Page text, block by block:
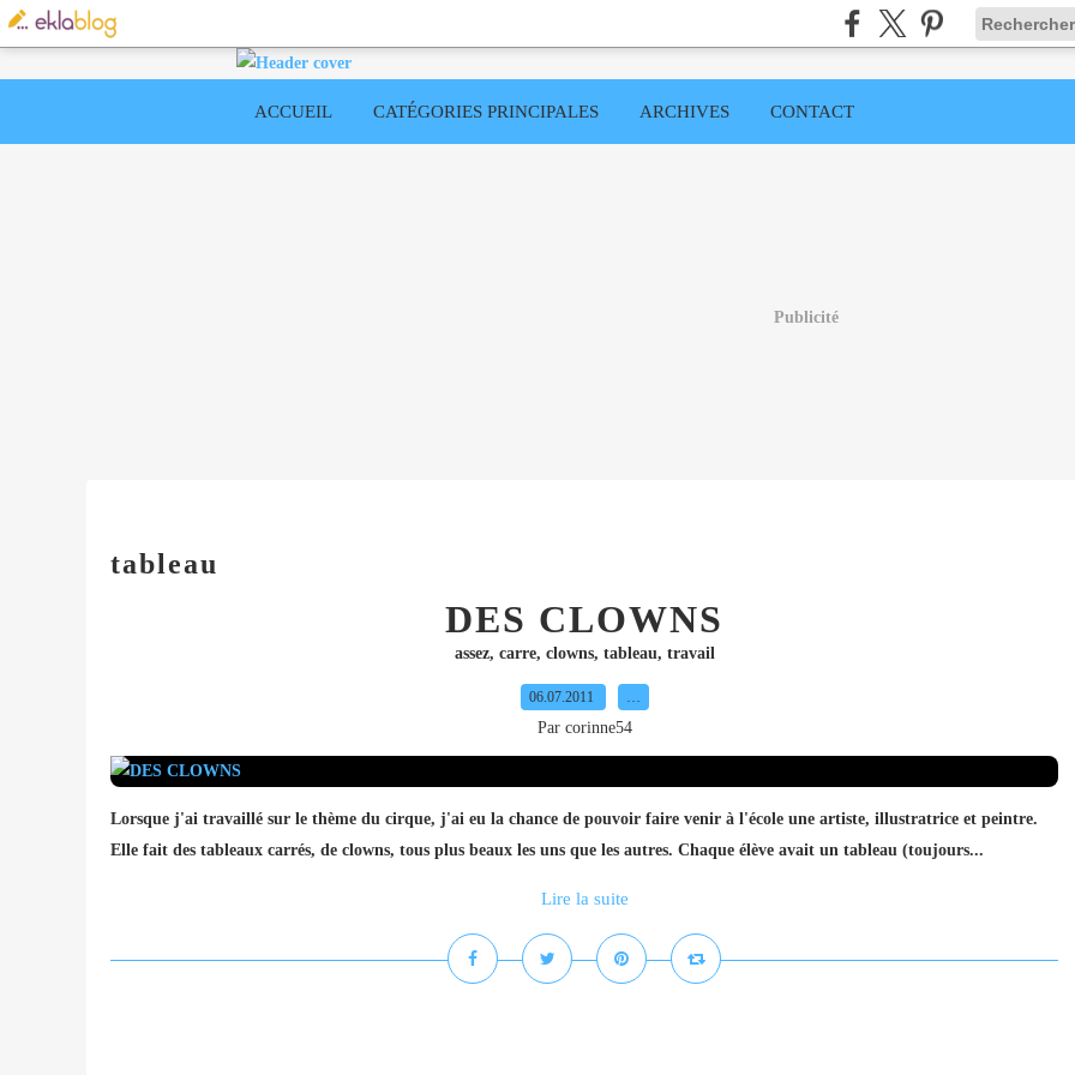
ACCUEIL CATÉGORIES PRINCIPALES ARCHIVES CONTACT
Publicité
tableau
DES CLOWNS
assez, carre, clowns, tableau, travail
06.07.2011 …
Par corinne54
Lorsque j'ai travaillé sur le thème du cirque, j'ai eu la chance de pouvoir faire venir à l'école une artiste, illustratrice et peintre.
Elle fait des tableaux carrés, de clowns, tous plus beaux les uns que les autres. Chaque élève avait un tableau (toujours...
Lire la suite